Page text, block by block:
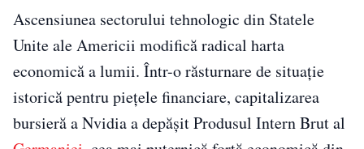
Ascensiunea sectorului tehnologic din Statele
Unite ale Americii modifică radical harta
economică a lumii. Într-o răsturnare de situație
istorică pentru piețele financiare, capitalizarea
bursieră a Nvidia a depășit Produsul Intern Brut al